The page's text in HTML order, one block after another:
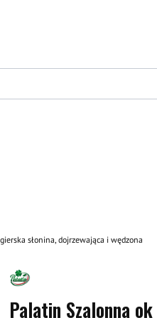
słonina, dojrzewająca i wędzona
Palatin Szalonna